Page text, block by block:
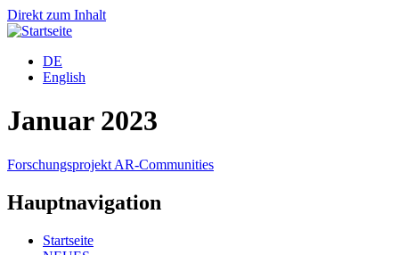
Direkt zum Inhalt
DE
English
Januar 2023
Forschungsprojekt AR-Communities
Hauptnavigation
Startseite